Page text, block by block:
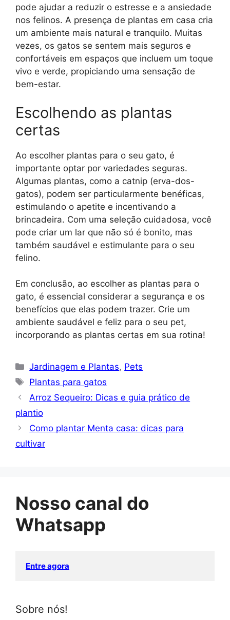
pode ajudar a reduzir o estresse e a ansiedade
nos felinos. A presença de plantas em casa cria
um ambiente mais natural e tranquilo. Muitas
vezes, os gatos se sentem mais seguros e
confortáveis em espaços que incluem um toque
vivo e verde, propiciando uma sensação de
bem-estar.
Escolhendo as plantas
certas
Ao escolher plantas para o seu gato, é
importante optar por variedades seguras.
Algumas plantas, como a catnip (erva-dos-
gatos), podem ser particularmente benéficas,
estimulando o apetite e incentivando a
brincadeira. Com uma seleção cuidadosa, você
pode criar um lar que não só é bonito, mas
também saudável e estimulante para o seu
felino.
Em conclusão, ao escolher as plantas para o
gato, é essencial considerar a segurança e os
benefícios que elas podem trazer. Crie um
ambiente saudável e feliz para o seu pet,
incorporando as plantas certas em sua rotina!
Categorias
Jardinagem e Plantas, Pets
Tags
Plantas para gatos
Arroz Sequeiro: Dicas e guia prático de
plantio
Como plantar Menta casa: dicas para
cultivar
Nosso canal do
Whatsapp
Entre agora
Sobre nós!